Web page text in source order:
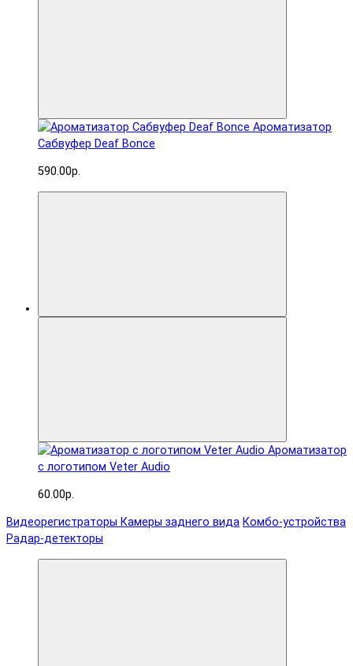
Ароматизатор
Сабвуфер Deaf Bonce
590.00р.
Ароматизатор
с логотипом Veter Audio
60.00р.
Видеорегистраторы Камеры заднего вида Комбо-устройства
Радар-детекторы